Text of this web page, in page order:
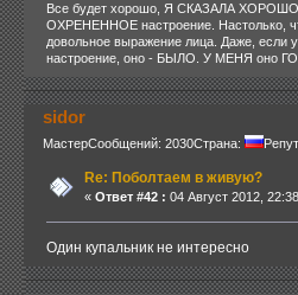
Все будет хорошо, Я СКАЗАЛА
ОХРЕНЕННОЕ настроение. Настолько,
довольное выражение лица. Даже, если
настроение, оно - БЫЛО. У МЕНЯ оно
sidor
МастерСообщений: 2030Страна:
Re: Поболтаем в живую?
« Ответ #42 : 04 Август 2012,
Один купальник не интересно